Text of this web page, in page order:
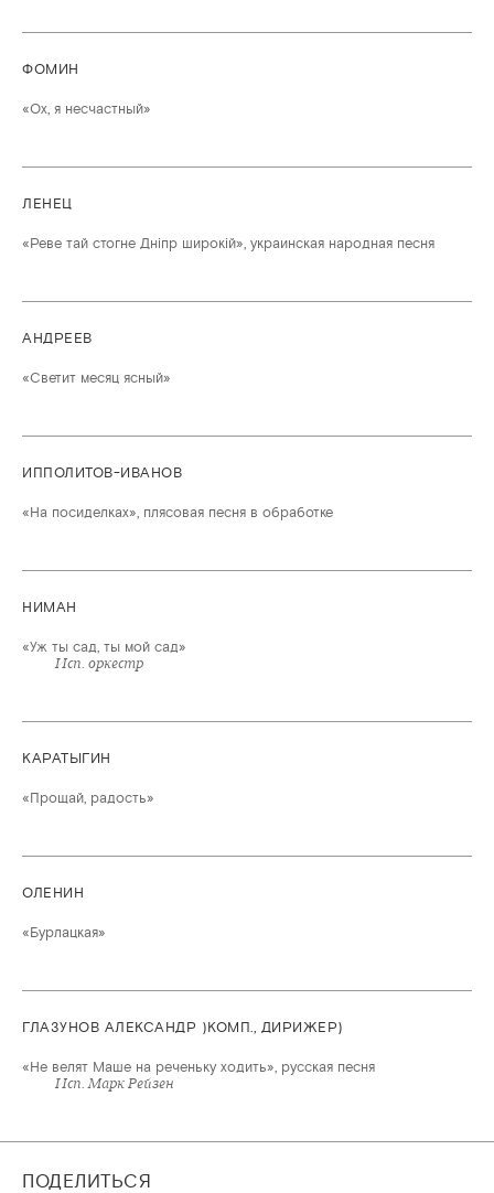
ФОМИН
«Ох, я несчастный»
ЛЕНЕЦ
«Реве тай стогне Днiпр широкiй», украинская народная песня
АНДРЕЕВ
«Светит месяц ясный»
ИППОЛИТОВ-ИВАНОВ
«На посиделках», плясовая песня в обработке
НИМАН
«Уж ты сад, ты мой сад»
Исп. оркестр
КАРАТЫГИН
«Прощай, радость»
ОЛЕНИН
«Бурлацкая»
ГЛАЗУНОВ АЛЕКСАНДР )КОМП., ДИРИЖЕР)
«Не велят Маше на реченьку ходить», русская песня
Исп. Марк Рейзен
ПОДЕЛИТЬСЯ